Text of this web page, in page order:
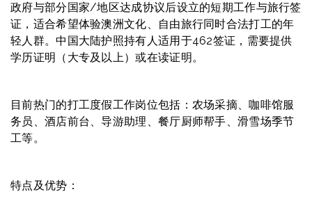
政府与部分国家/地区达成协议后设立的短期工作与旅行签
证，适合希望体验澳洲文化、自由旅行同时合法打工的年
轻人群。中国大陆护照持有人适用于462签证，需要提供
学历证明（大专及以上）或在读证明。
目前热门的打工度假工作岗位包括：农场采摘、咖啡馆服
务员、酒店前台、导游助理、餐厅厨师帮手、滑雪场季节
工等。
特点及优势：